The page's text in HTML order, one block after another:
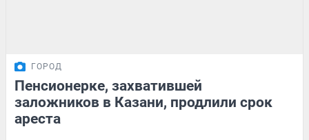
ГОРОД
Пенсионерке, захватившей
заложников в Казани, продлили срок
ареста